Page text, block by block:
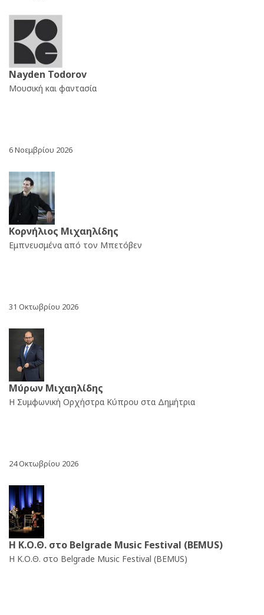
Nayden Todorov
Μουσική και φαντασία
6 Νοεμβρίου 2026
Κορνήλιος Μιχαηλίδης
Εμπνευσμένα από τον Μπετόβεν
31 Οκτωβρίου 2026
Μύρων Μιχαηλίδης
Η Συμφωνική Ορχήστρα Κύπρου στα Δημήτρια
24 Οκτωβρίου 2026
Η Κ.Ο.Θ. στο Belgrade Music Festival (BEMUS)
Η Κ.Ο.Θ. στο Belgrade Music Festival (BEMUS)